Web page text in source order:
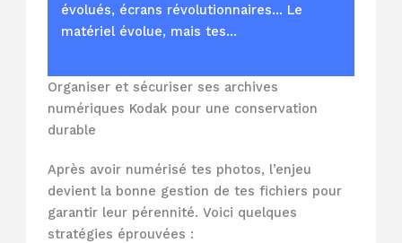
évolués, écrans révolutionnaires… Le
matériel évolue, mais tes…
Organiser et sécuriser ses archives
numériques Kodak pour une conservation
durable
Après avoir numérisé tes photos, l’enjeu
devient la bonne gestion de tes fichiers pour
garantir leur pérennité. Voici quelques
stratégies éprouvées :